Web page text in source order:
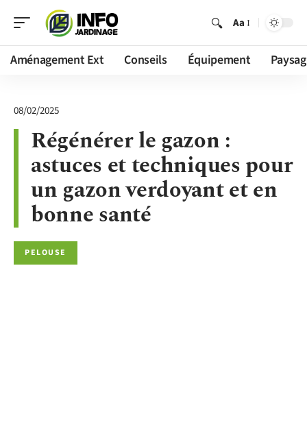
Aa
Aménagement Ext Conseils Équipement
08/02/2025
Régénérer le gazon :
astuces et techniques pour
un gazon verdoyant et en
bonne santé
PELOUSE